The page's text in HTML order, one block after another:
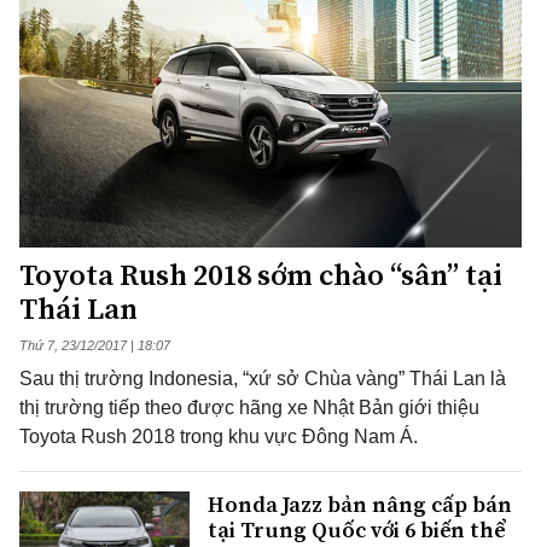
Toyota Rush 2018 sớm chào “sân” tại
Thái Lan
Thứ 7, 23/12/2017 | 18:07
Sau thị trường Indonesia, “xứ sở Chùa vàng” Thái Lan là
thị trường tiếp theo được hãng xe Nhật Bản giới thiệu
Toyota Rush 2018 trong khu vực Đông Nam Á.
Honda Jazz bản nâng cấp bán
tại Trung Quốc với 6 biến thể